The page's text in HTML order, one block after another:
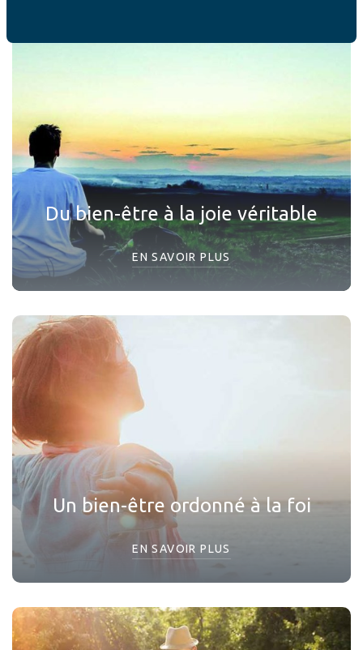
Du bien-être à la joie véritable
EN SAVOIR PLUS
Un bien-être ordonné à la foi
EN SAVOIR PLUS